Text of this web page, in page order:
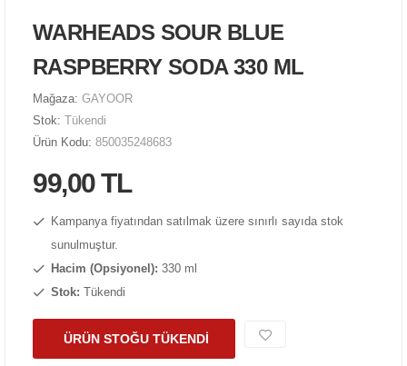
WARHEADS SOUR BLUE
RASPBERRY SODA 330 ML
Mağaza: GAYOOR
Stok: Tükendi
Ürün Kodu: 850035248683
99,00 TL
Kampanya fiyatından satılmak üzere sınırlı sayıda stok
sunulmuştur.
Hacim (Opsiyonel): 330 ml
Stok: Tükendi
ÜRÜN STOĞU TÜKENDİ